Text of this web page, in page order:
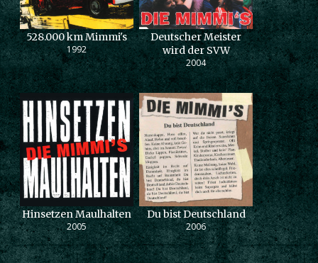
528.000 km Mimmi's
1992
Deutscher Meister
wird der SVW
2004
Hinsetzen Maulhalten
2005
Du bist Deutschland
2006